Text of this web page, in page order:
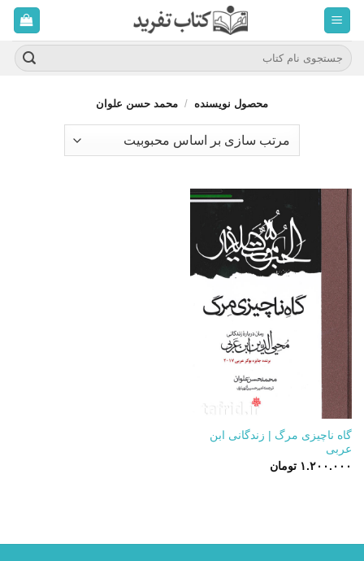
محتوا
برویدجستجو
برای:
محصول نویسنده / محمد حسن علوان
گاه ناچیزی مرگ | زندگانی ابن
عربی
۱.۲۰۰.۰۰۰ تومان